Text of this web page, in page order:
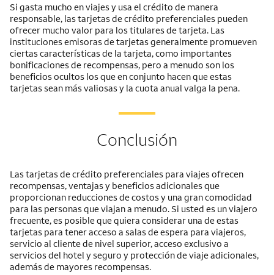
Si gasta mucho en viajes y usa el crédito de manera
responsable, las tarjetas de crédito preferenciales pueden
ofrecer mucho valor para los titulares de tarjeta. Las
instituciones emisoras de tarjetas generalmente promueven
ciertas características de la tarjeta, como importantes
bonificaciones de recompensas, pero a menudo son los
beneficios ocultos los que en conjunto hacen que estas
tarjetas sean más valiosas y la cuota anual valga la pena.
Conclusión
Las tarjetas de crédito preferenciales para viajes ofrecen
recompensas, ventajas y beneficios adicionales que
proporcionan reducciones de costos y una gran comodidad
para las personas que viajan a menudo. Si usted es un viajero
frecuente, es posible que quiera considerar una de estas
tarjetas para tener acceso a salas de espera para viajeros,
servicio al cliente de nivel superior, acceso exclusivo a
servicios del hotel y seguro y protección de viaje adicionales,
además de mayores recompensas.